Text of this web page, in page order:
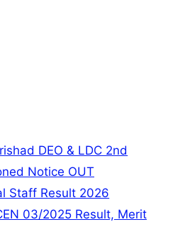
DEO & LDC 2nd
Notice OUT
Staff Result 2026
03/2025 Result, Merit